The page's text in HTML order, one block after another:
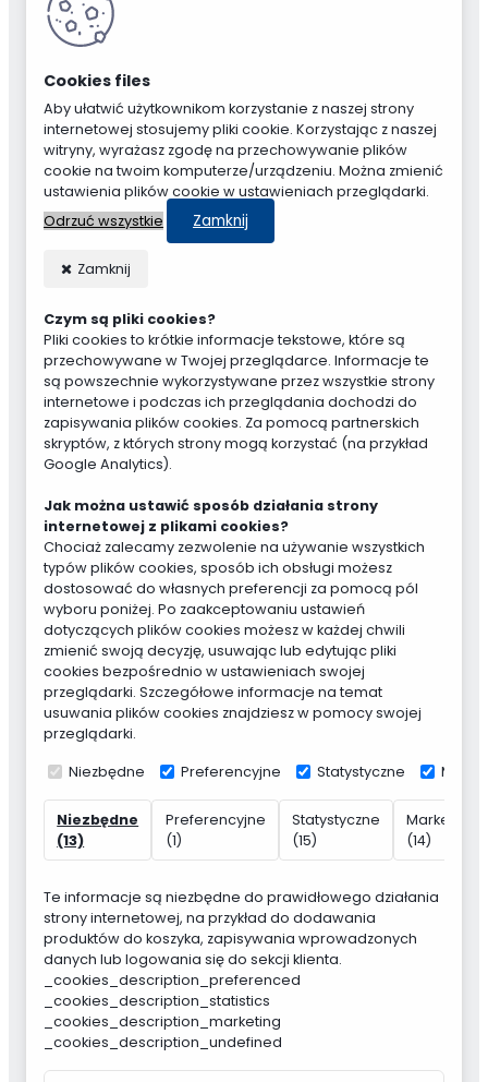
Aby ułatwić użytkownikom korzystanie z naszej strony
internetowej stosujemy pliki cookie. Korzystając z naszej
witryny, wyrażasz zgodę na przechowywanie plików
cookie na twoim komputerze/urządzeniu. Można zmienić
ustawienia plików cookie w ustawieniach przeglądarki.
Odrzuć wszystkie
Zamknij
Zamknij
Czym są pliki cookies?
Pliki cookies to krótkie informacje tekstowe, które są
przechowywane w Twojej przeglądarce. Informacje te
są powszechnie wykorzystywane przez wszystkie strony
internetowe i podczas ich przeglądania dochodzi do
zapisywania plików cookies. Za pomocą partnerskich
skryptów, z których strony mogą korzystać (na przykład
Google Analytics).
Jak można ustawić sposób działania strony
internetowej z plikami cookies?
Chociaż zalecamy zezwolenie na używanie wszystkich
typów plików cookies, sposób ich obsługi możesz
dostosować do własnych preferencji za pomocą pól
wyboru poniżej. Po zaakceptowaniu ustawień
dotyczących plików cookies możesz w każdej chwili
zmienić swoją decyzję, usuwając lub edytując pliki
cookies bezpośrednio w ustawieniach swojej
przeglądarki. Szczegółowe informacje na temat
usuwania plików cookies znajdziesz w pomocy swojej
przeglądarki.
Niezbędne Preferencyjne Statystyczne
Niezbędne
(13)
Preferencyjne
(1)
Statystyczne
(15)
(14)
Te informacje są niezbędne do prawidłowego działania
strony internetowej, na przykład do dodawania
produktów do koszyka, zapisywania wprowadzonych
danych lub logowania się do sekcji klienta.
_cookies_description_preferenced
_cookies_description_statistics
_cookies_description_marketing
_cookies_description_undefined